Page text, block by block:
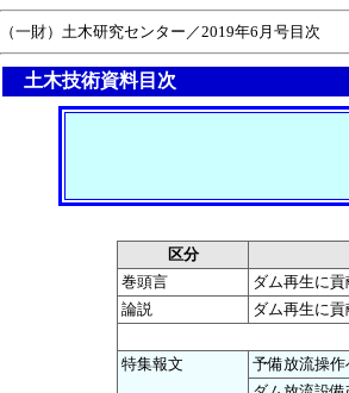
（一財）土木研究センター／2019年6月号目次
土木技術資料目次
区分
巻頭言
ダム再生に
論説
ダム再生に
特集報文
予備放流操